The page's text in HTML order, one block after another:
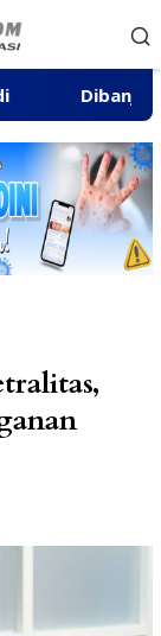
Aspirasi